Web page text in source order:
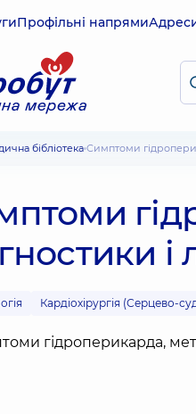
Профільні напрями
бібліотека Симптоми
і
Кардіохірургія (Серцево-